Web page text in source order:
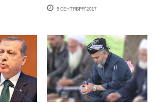
5 СЕНТЯБРЯ'2017